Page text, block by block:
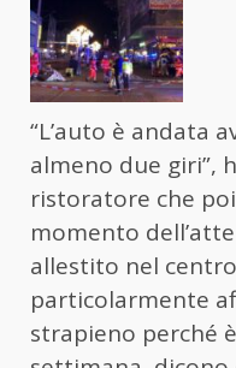
“L’auto è andata
almeno due giri”,
ristoratore che
momento
allestito nel
particolarmente
strapieno perché